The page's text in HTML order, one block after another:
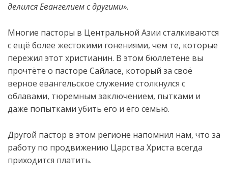
делился Евангелием с другими».
Многие пасторы в Центральной Азии сталкиваются
с ещё более жестокими гонениями, чем те, которые
пережил этот христианин. В этом бюллетене вы
прочтёте о пасторе Сайласе, который за своё
верное евангельское служение столкнулся с
облавами, тюремным заключением, пытками и
даже попытками убить его и его семью.
Другой пастор в этом регионе напомнил нам, что за
работу по продвижению Царства Христа всегда
приходится платить.